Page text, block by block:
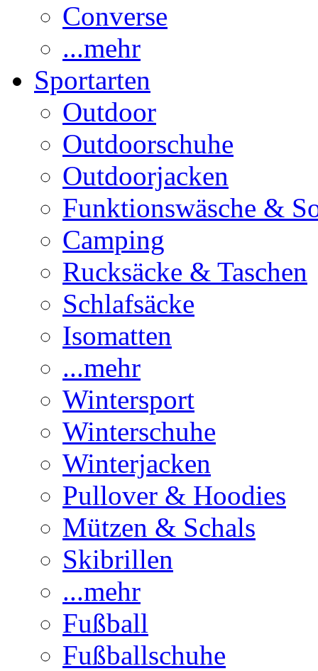
Converse
...mehr
Sportarten
Outdoor
Outdoorschuhe
Outdoorjacken
Funktionswäsche &
Camping
Rucksäcke & Taschen
Schlafsäcke
Isomatten
...mehr
Wintersport
Winterschuhe
Winterjacken
Pullover & Hoodies
Mützen & Schals
Skibrillen
...mehr
Fußball
Fußballschuhe